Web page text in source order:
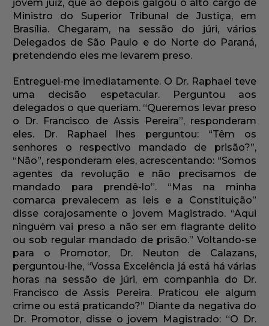
jovem juiz, que ao depois galgou o alto cargo de
Ministro do Superior Tribunal de Justiça, em
Brasília. Chegaram, na sessão do júri, vários
Delegados de São Paulo e do Norte do Paraná,
pretendendo eles me levarem preso.
Entreguei-me imediatamente. O Dr. Raphael teve
uma decisão espetacular. Perguntou aos
delegados o que queriam. “Queremos levar preso
o Dr. Francisco de Assis Pereira”, responderam
eles. Dr. Raphael lhes perguntou: “Têm os
senhores o respectivo mandado de prisão?”,
“Não”, responderam eles, acrescentando: “Somos
agentes da revolução e não precisamos de
mandado para prendê-lo”. “Mas na minha
comarca prevalecem as leis e a Constituição”
disse corajosamente o jovem Magistrado. “Aqui
ninguém vai preso a não ser em flagrante delito
ou sob regular mandado de prisão.” Voltando-se
para o Promotor, Dr. Neuton de Calazans,
perguntou-lhe, “Vossa Excelência já está há várias
horas na sessão de júri, em companhia do Dr.
Francisco de Assis Pereira. Praticou ele algum
crime ou está praticando?” Diante da negativa do
Dr. Promotor, disse o jovem Magistrado: “O Dr.